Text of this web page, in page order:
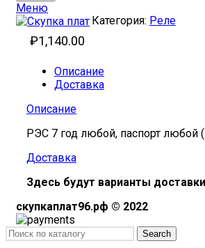
Меню
₽1,140.00
Категория: Реле
Описание
Доставка
Описание
РЭС 7 год любой, паспорт любой
Доставка
Здесь будут варианты
скупкаплат96.рф © 2022
Search